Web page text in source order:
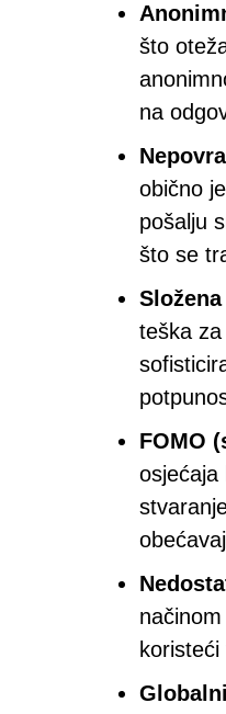
što
na
obično
pošalju
što se
teška
FOMO
osjećaja